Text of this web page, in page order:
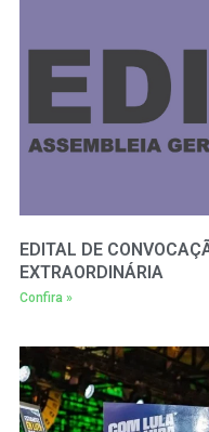
EDITAL DE
EXTRAORDINÁRIA
Confira »